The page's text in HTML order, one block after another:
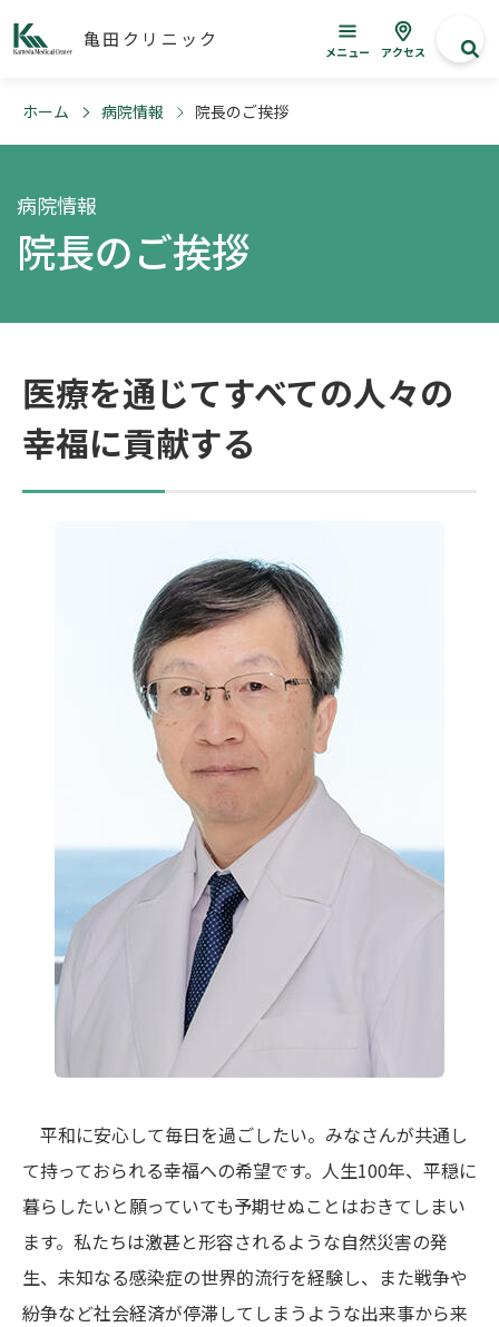
亀田クリニック
メニュー アクセス
ホーム 病院情報 院長のご挨拶
病院情報
院長のご挨拶
医療を通じてすべての人々の
幸福に貢献する
平和に安心して毎日を過ごしたい。みなさんが共通し
て持っておられる幸福への希望です。人生100年、平穏に
暮らしたいと願っていても予期せぬことはおきてしまい
ます。私たちは激甚と形容されるような自然災害の発
生、未知なる感染症の世界的流行を経験し、また戦争や
紛争など社会経済が停滞してしまうような出来事から来